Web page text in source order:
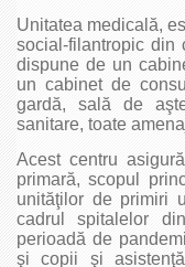
Unitatea medicală,
social-filantropic din
dispune de un
un cabinet de
gardă, sală de
sanitare, toate
Acest centru
primară, scopul
unităţilor de primiri
cadrul spitalelor
perioadă de
şi copii şi